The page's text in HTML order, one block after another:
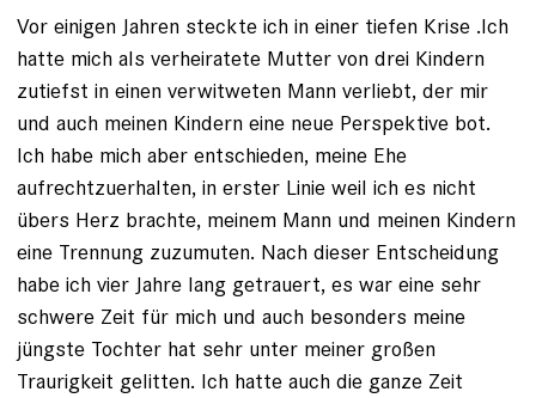
Vor einigen Jahren steckte ich in einer tiefen Krise .Ich
hatte mich als verheiratete Mutter von drei Kindern
zutiefst in einen verwitweten Mann verliebt, der mir
und auch meinen Kindern eine neue Perspektive bot.
Ich habe mich aber entschieden, meine Ehe
aufrechtzuerhalten, in erster Linie weil ich es nicht
übers Herz brachte, meinem Mann und meinen Kindern
eine Trennung zuzumuten. Nach dieser Entscheidung
habe ich vier Jahre lang getrauert, es war eine sehr
schwere Zeit für mich und auch besonders meine
jüngste Tochter hat sehr unter meiner großen
Traurigkeit gelitten. Ich hatte auch die ganze Zeit